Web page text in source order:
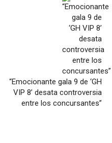
“Emocionante gala 9 de ‘GH
VIP 8’ desata controversia
entre los concursantes”